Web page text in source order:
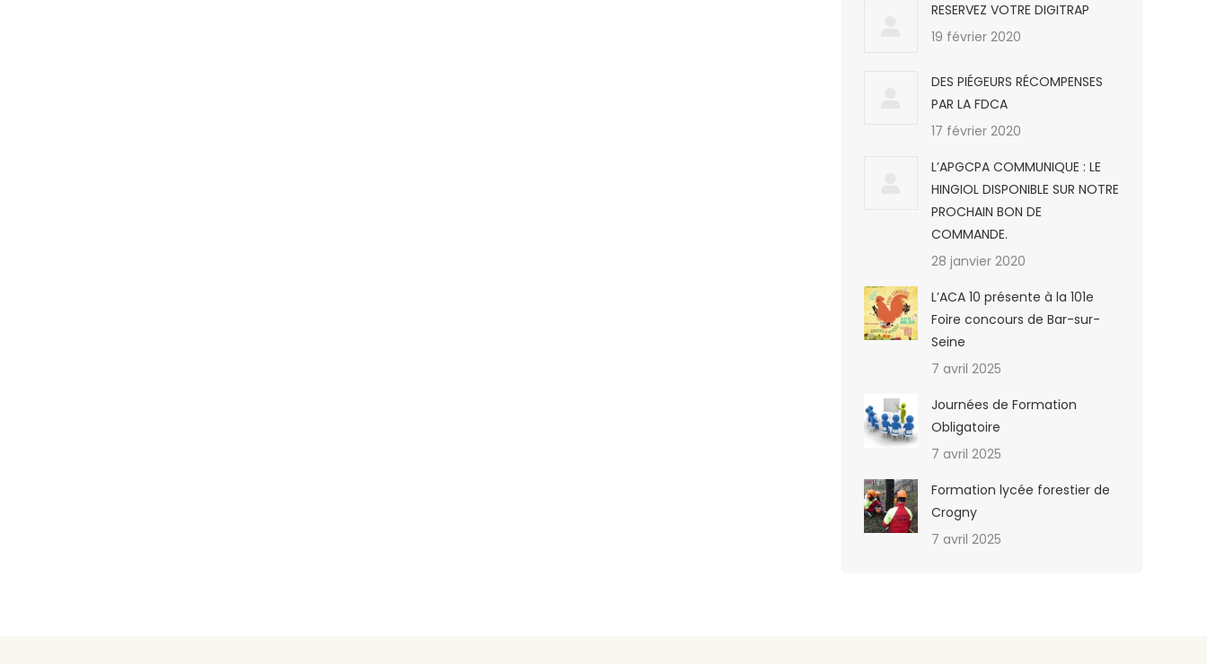
RESERVEZ VOTRE DIGITRAP
19 février 2020
DES PIÉGEURS RÉCOMPENSES
PAR LA FDCA
17 février 2020
L’APGCPA COMMUNIQUE : LE
HINGIOL DISPONIBLE SUR NOTRE
PROCHAIN BON DE
COMMANDE.
28 janvier 2020
L’ACA 10 présente à la 101e
Foire concours de Bar-sur-
Seine
7 avril 2025
Journées de Formation
Obligatoire
7 avril 2025
Formation lycée forestier de
Crogny
7 avril 2025